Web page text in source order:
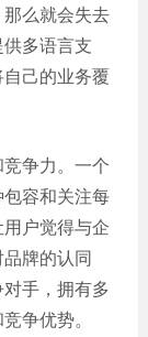
商
台
例
例
统
台
例
么就会失去
多语言支
己的业务覆
争力。一个
容和关注每
户觉得与企
牌的认同
手，拥有多
争优势。